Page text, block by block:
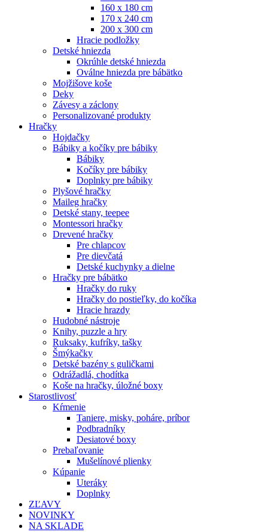
160 x 180 cm
170 x 240 cm
200 x 300 cm
Hracie podložky
Detské hniezda
Okrúhle detské hniezda
Oválne hniezda pre bábätko
Mojžišove koše
Deky
Závesy a záclony
Personalizované produkty
Hračky
Hojdačky
Bábiky a kočíky pre bábiky
Bábiky
Kočíky pre bábiky
Doplnky pre bábiky
Plyšové hračky
Maileg hračky
Detské stany, teepee
Montessori hračky
Drevené hračky
Pre chlapcov
Pre dievčatá
Detské kuchynky a dielne
Hračky pre bábätko
Hračky do ruky
Hračky do postieľky, do kočíka
Hracie hrazdy
Hudobné nástroje
Knihy, puzzle a hry
Ruksaky, kufríky, tašky
Šmýkačky
Detské bazény s guličkami
Odrážadlá, chodítka
Koše na hračky, úložné boxy
Starostlivosť
Kŕmenie
Taniere, misky, poháre, príbor
Podbradníky
Desiatové boxy
Prebaľovanie
Mušelínové plienky
Kúpanie
Uteráky
Doplnky
ZĽAVY
NOVINKY
NA SKLADE